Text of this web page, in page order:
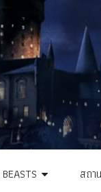
สถา